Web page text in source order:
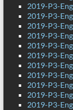
2019-P3-
2019-P3-
2019-P3-
2019-P3-
2019-P3-
2019-P3-
2019-P3-
2019-P3-
2019-P3-
2019-P3-
2019-P3-